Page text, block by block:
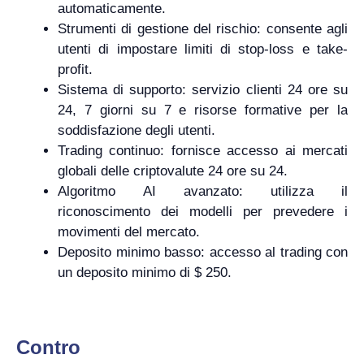
automaticamente.
Strumenti di gestione del rischio: consente agli
utenti di impostare limiti di stop-loss e take-
profit.
Sistema di supporto: servizio clienti 24 ore su
24, 7 giorni su 7 e risorse formative per la
soddisfazione degli utenti.
Trading continuo: fornisce accesso ai mercati
globali delle criptovalute 24 ore su 24.
Algoritmo AI avanzato: utilizza il
riconoscimento dei modelli per prevedere i
movimenti del mercato.
Deposito minimo basso: accesso al trading con
un deposito minimo di $ 250.
Contro